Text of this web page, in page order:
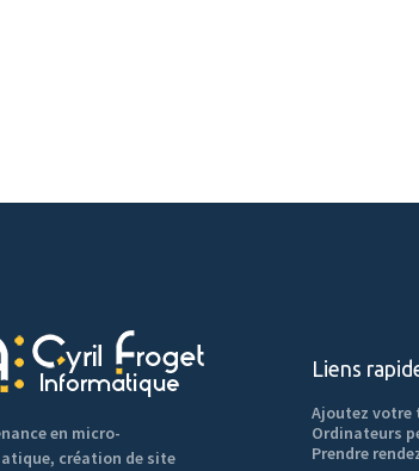
en micro-
création de site
Liens
Ajoutez votre
Ordinateurs
Prendre